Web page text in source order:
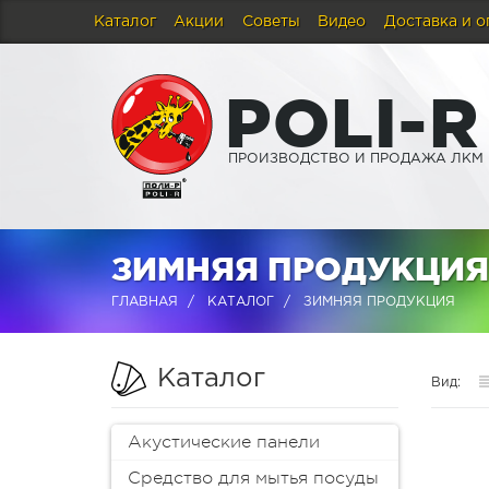
Каталог Акции Советы Видео Доставка и
POLI-R
ПРОИЗВОДСТВО И ПРОДАЖА ЛКМ
ЗИМНЯЯ
ГЛАВНАЯ КАТАЛОГ ЗИМНЯЯ ПРОДУКЦИЯ
Каталог
Акустические панели
Средство для мытья посуды
Вид: